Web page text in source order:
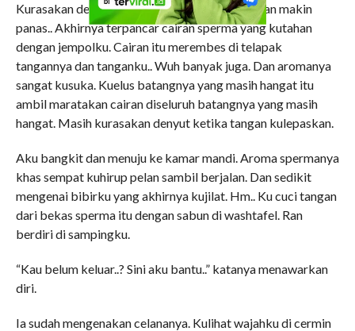
Kurasakan denyut kontolnya makin kencang dan makin
panas.. Akhirnya terpancar cairan sperma yang kutahan
dengan jempolku. Cairan itu merembes di telapak
tangannya dan tanganku.. Wuh banyak juga. Dan aromanya
sangat kusuka. Kuelus batangnya yang masih hangat itu
ambil maratakan cairan diseluruh batangnya yang masih
hangat. Masih kurasakan denyut ketika tangan kulepaskan.
Aku bangkit dan menuju ke kamar mandi. Aroma spermanya
khas sempat kuhirup pelan sambil berjalan. Dan sedikit
mengenai bibirku yang akhirnya kujilat. Hm.. Ku cuci tangan
dari bekas sperma itu dengan sabun di washtafel. Ran
berdiri di sampingku.
“Kau belum keluar..? Sini aku bantu..” katanya menawarkan
diri.
Ia sudah mengenakan celananya. Kulihat wajahku di cermin